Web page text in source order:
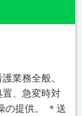
業務全般。
置、急変時対
の提供。 ＊送